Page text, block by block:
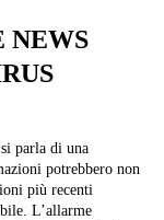
NEWS
parla di una
potrebbero non
più recenti